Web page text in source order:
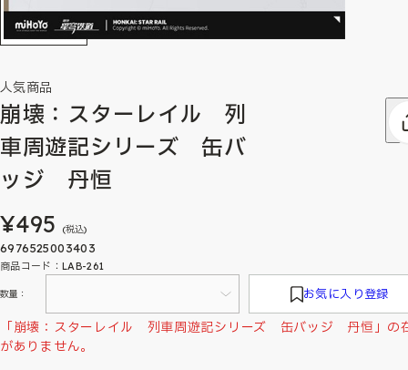
人気商品
崩壊：スターレイル 列
車周遊記シリーズ 缶バ
ッジ 丹恒
¥495 (税込)
6976525003403
商品コード：LAB-261
数量： お気に入り登録
「崩壊：スターレイル 列車周遊記シリーズ 缶バッジ 丹恒」の
がありません。